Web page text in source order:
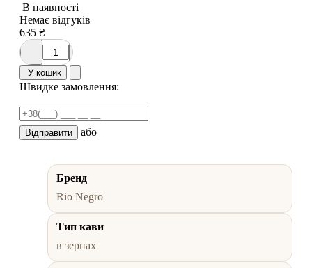
В наявності
Немає відгуків
635 ₴
У кошик
Швидке замовлення:
Відправити або
Бренд
Rio Negro
Тип кави
в зернах